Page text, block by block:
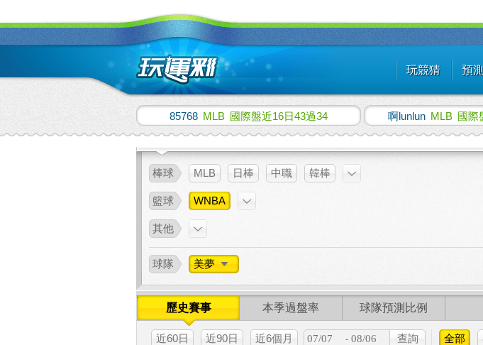
玩競猜 預
85768 MLB 國際盤近16日43過34 啊lunlun MLB 國際
棒球 MLB 日棒 中職 韓棒
籃球 WNBA
其他
球隊 美夢
歷史賽事 本季過盤率 球隊預測比例
近60日 近90日 近6個月 - 全部